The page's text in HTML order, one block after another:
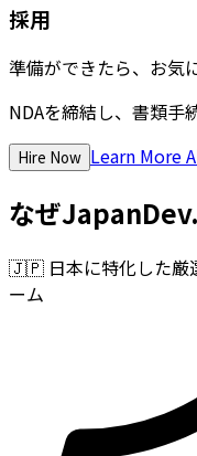
採用
準備ができたら、お気
NDAを締結し、書類手
Hire Now Learn More
なぜ
🇯🇵 日本に特化した
ーム